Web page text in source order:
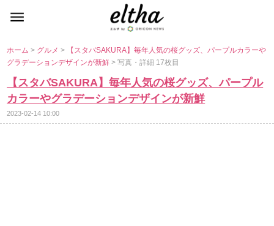
ホーム> グルメ>
【スタバSAKURA】毎年人気の桜グッズ、パープルカラー
グラデーションデザインが新鮮> 写真・詳細 17枚目
【スタバSAKURA】毎年人気の桜グッズ、パープル
カラーやグラデーションデザインが新鮮
2023-02-14 10:00